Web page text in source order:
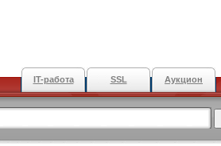
IT-работа SSL Аукцион